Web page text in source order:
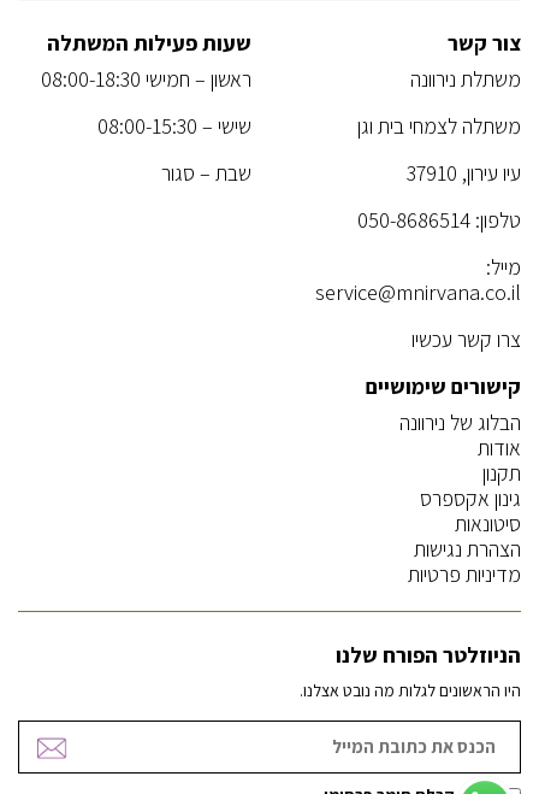
צור קשר
משתלת נירוונה
משתלה לצמחי בית וגן
עיו עירון, 37910
טלפון: 050-8686514
מייל:
service@mnirvana.co.il
צרו קשר עכשיו
שעות פעילות המשתלה
ראשון – חמישי 08:00-18:30
שישי – 08:00-15:30
שבת – סגור
קישורים שימושיים
הבלוג של נירוונה
אודות
תקנון
גינון אקספרס
סיטונאות
הצהרת נגישות
מדיניות פרטיות
הניוזלטר הפורח שלנו
היו הראשונים לגלות מה נובט אצלנו.